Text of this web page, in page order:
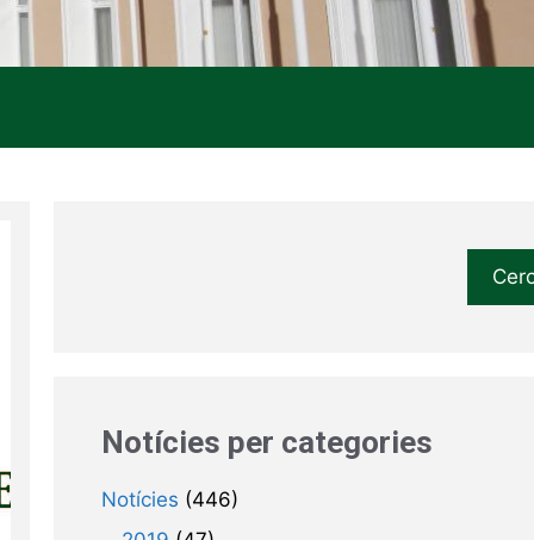
Notícies per categories
Notícies (446)